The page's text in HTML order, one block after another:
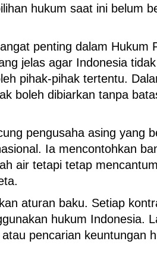
hukum saat ini belum
penting dalam Hukum
jelas agar Indonesia
pihak-pihak tertentu.
boleh dibiarkan tanpa
pengusaha asing yang
Ia mencontohkan
air tetapi tetap
aturan baku. Setiap
hukum Indonesia.
pencarian keuntungan